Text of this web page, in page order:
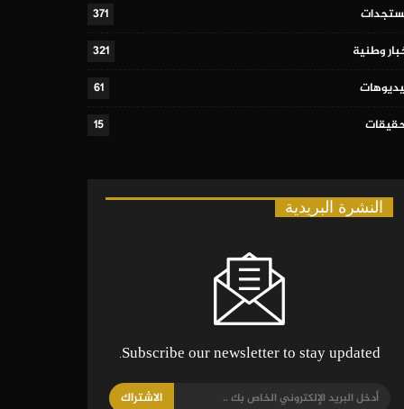
371
وطنية
321
61
15
النشرة البريدية
Subscribe our newsletter to stay updated.
الاشتراك